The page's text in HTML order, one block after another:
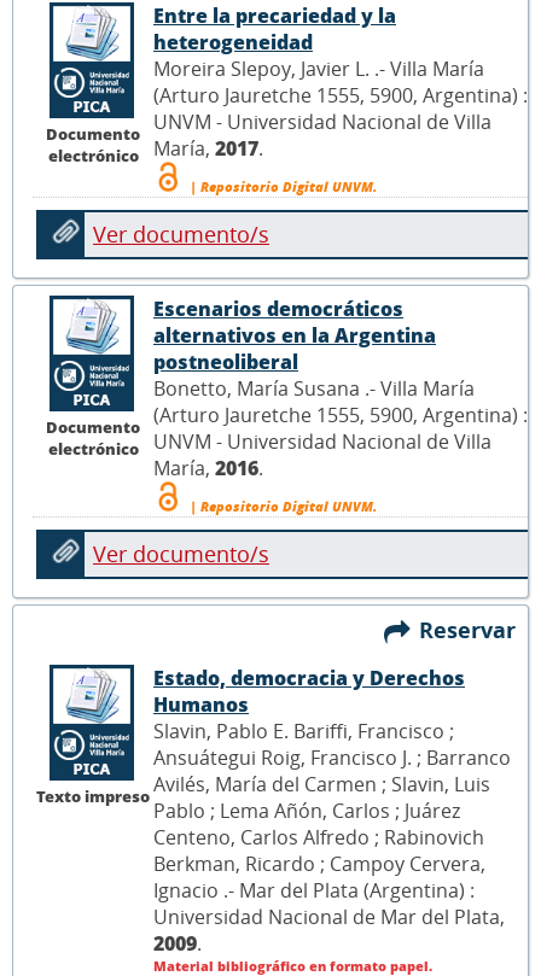
Documento
electrónico
Entre la precariedad y la
heterogeneidad
Moreira Slepoy, Javier L. .- Villa María
(Arturo Jauretche 1555, 5900, Argentina) :
UNVM - Universidad Nacional de Villa
María, 2017.
| Repositorio Digital UNVM.
Ver documento/s
Documento
electrónico
Escenarios democráticos
alternativos en la Argentina
postneoliberal
Bonetto, María Susana .- Villa María
(Arturo Jauretche 1555, 5900, Argentina) :
UNVM - Universidad Nacional de Villa
María, 2016.
| Repositorio Digital UNVM.
Ver documento/s
Reservar
Texto impreso
Estado, democracia y Derechos
Humanos
Slavin, Pablo E. Bariffi, Francisco ;
Ansuátegui Roig, Francisco J. ; Barranco
Avilés, María del Carmen ; Slavin, Luis
Pablo ; Lema Añón, Carlos ; Juárez
Centeno, Carlos Alfredo ; Rabinovich
Berkman, Ricardo ; Campoy Cervera,
Ignacio .- Mar del Plata (Argentina) :
Universidad Nacional de Mar del Plata,
2009.
Material bibliográfico en formato papel.